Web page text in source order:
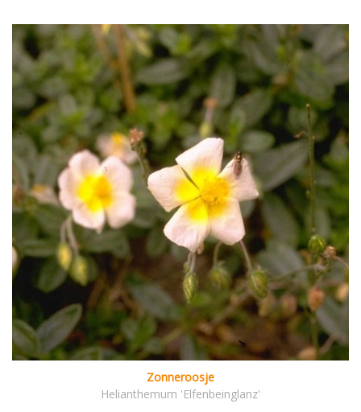
Zonneroosje
Helianthemum 'Elfenbeinglanz'